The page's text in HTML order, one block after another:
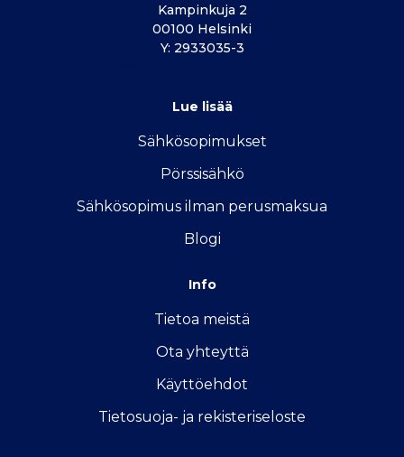
Kampinkuja 2
00100 Helsinki
Y: 2933035-3
Lue lisää
Sähkösopimukset
Pörssisähkö
Sähkösopimus ilman perusmaksua
Blogi
Info
Tietoa meistä
Ota yhteyttä
Käyttöehdot
Tietosuoja- ja rekisteriseloste